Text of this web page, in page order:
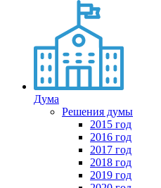
Дума
Решения думы
2015 год
2016 год
2017 год
2018 год
2019 год